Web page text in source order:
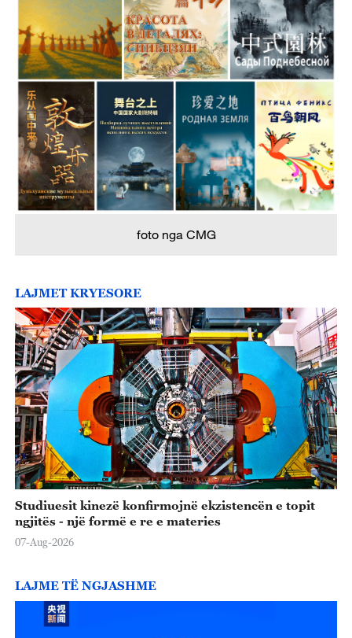
foto nga CMG
LAJMET KRYESORE
Studiuesit kinezë konfirmojnë ekzistencën e topit
ngjitës - një formë e re e materies
07-Aug-2026
LAJME TË NGJASHME